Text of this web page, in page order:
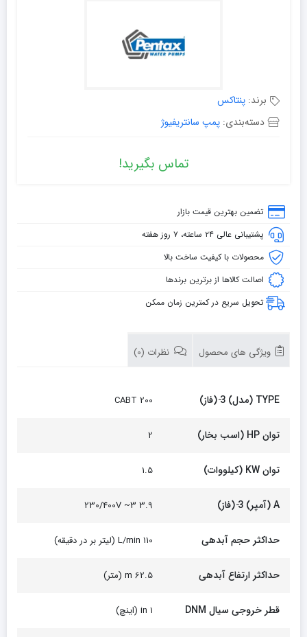
برند: پنتاکس
دسته‌بندی: پمپ سانتریفیوژ
تماس بگیرید!
تضمین بهترین قیمت بازار
پشتیبانی عالی ۲۴ ساعته، ۷ روز هفته
محصولات با کیفیت ساخت بالا
اصالت کالاها از برترین برندها
تحویل سریع در کمترین زمان ممکن
ویژگی های محصول نظرات (0)
TYPE (مدل) 3 ̴(فاز) CABT 200
توان HP (اسب بخار) 2
توان KW (کیلووات) 1.5
A (آمپر) 3 ̴(فاز) 3.9 3~ 230/400V
حداکثر حجم آبدهی 110 L/min (لیتر بر در دقیقه)
حداکثر ارتفاع آبدهی 62.5 m (متر)
قطر خروجی سیال DNM 1 in (اینچ)